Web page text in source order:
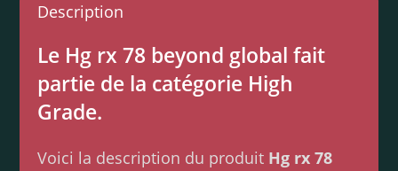
Description
Le Hg rx 78 beyond global fait
partie de la catégorie High
Grade.
Voici la description du produit Hg rx 78